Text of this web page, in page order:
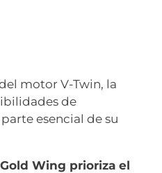
motor V-Twin, la
de
esencial de su
Wing prioriza el